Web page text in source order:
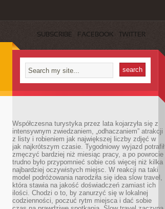
SUBSCRIBE FACEBOOK TWITTER
Współczesna turystyka przez lata kojarzyła się z
intensywnym zwiedzaniem, „odhaczaniem” atrakcji
z listy i robieniem jak największej liczby zdjęć w
jak najkrótszym czasie. Tygodniowy wyjazd potrafił
zmęczyć bardziej niż miesiąc pracy, a po powrocie
trudno było przypomnieć sobie coś więcej niż kilka
najbardziej oczywistych miejsc. W reakcji na taki
model podróżowania narodziła się idea slow travel,
która stawia na jakość doświadczeń zamiast ich
ilości. Chodzi o to, by zanurzyć się w lokalnej
codzienności, poczuć rytm miejsca i dać sobie